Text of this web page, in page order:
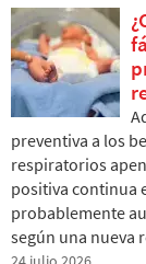
preventiva a los
respiratorios
positiva continua
probablemente
según una nueva